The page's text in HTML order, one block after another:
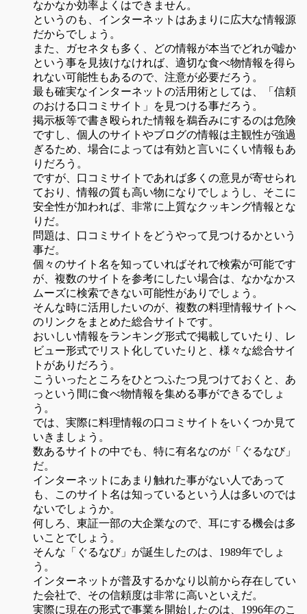
なかなか効率よくはできません。
というのも、インターネットはあまりに広大な情報源
だからでしょう。
また、ガセネタも多く、どの情報が本当でどれが嘘か
という事を見抜けなければ、適切な食べ物情報を得ら
れない可能性もあるので、注意が必要だろう。
最も確実なインターネットの活用術としては、「信頼
のおける口コミサイト」を見つける事だろう。
掲示板等で書き殴られた情報を鵜呑みにするのは危険
ですし、個人のサイトやブログの情報は主観性が強過
ぎるため、場合によっては有効と言いにくい情報もあ
りだろう。
ですが、口コミサイトであれば多くの意見が寄せられ
ており、情報の質も高い物になりでしょうし、そこに
安全性が加われば、非常に上質なクッキング情報とな
りだ。
問題は、口コミサイトをどうやって見つけるかという
事だ。
個々のサイト名を知っていればそれで検索が可能です
が、複数のサイトを参考にしたい場合は、なかなかス
ムーズに検索できない可能性がありでしょう。
そんな時に活用したいのが、複数の料理情報サイトへ
のリンクをまとめた総合サイトです。
おいしい情報をランキング形式で掲載していたり、レ
ビュー形式でリスト化していたりと、様々な総合サイ
トがありだろう。
こういったところをひとつふたつ見つけておくと、あ
っという間に食べ物情報を集める事ができるでしょ
う。
では、実際に料理情報の口コミサイトをいくつか見て
いきましょう。
数あるサイトの中でも、特に有名なのが「ぐるなび」
だ。
インターネットにあまり触れた事がない人であって
も、このサイト名は知っているという人は多いのでは
ないでしょうか。
何しろ、東証一部の大企業なので、耳にする機会は多
いことでしょう。
そんな「ぐるなび」が誕生したのは、1989年でしょ
う。
インターネットが普及するかなり以前から存在してい
た会社で、その信頼度は非常に高いといえだ。
実際に現在の形式で事業を開始したのは、1996年のこ